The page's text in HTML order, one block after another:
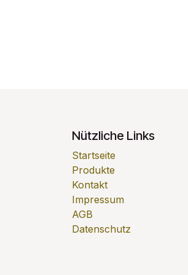
Nützliche Links
Startseite
Produkte
Kontakt
Impressum
AGB
Datenschutz